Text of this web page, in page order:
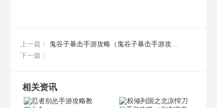
上一篇： 鬼谷子暴击手游攻略（鬼谷子暴击手游攻略图）
下一篇：
相关资讯